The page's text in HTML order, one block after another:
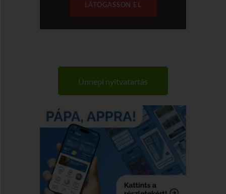
LÁTOGASSON EL
Ünnepi nyitvatartás